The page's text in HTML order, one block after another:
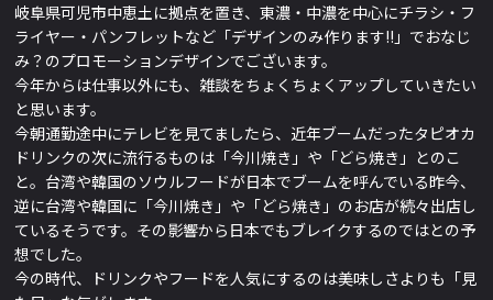
岐阜県可児市中恵土に拠点を置き、東濃・中濃を中心にチラシ・フ
ライヤー・パンフレットなど「デザインのみ作ります!!」でおなじ
み？のプロモーションデザインでございます。
今年からは仕事以外にも、雑談をちょくちょくアップしていきたい
と思います。
今朝通勤途中にテレビを見てましたら、近年ブームだったタピオカ
ドリンクの次に流行るものは「今川焼き」や「どら焼き」とのこ
と。台湾や韓国のソウルフードが日本でブームを呼んでいる昨今、
逆に台湾や韓国に「今川焼き」や「どら焼き」のお店が続々出店し
ているそうです。その影響から日本でもブレイクするのではとの予
想でした。
今の時代、ドリンクやフードを人気にするのは美味しさよりも「見